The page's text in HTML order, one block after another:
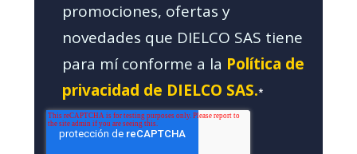
promociones, ofertas y
novedades que DIELCO SAS tiene
para mí conforme a la Política de
privacidad de DIELCO SAS.*